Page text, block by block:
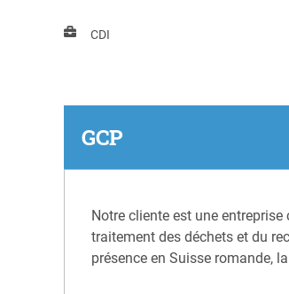
CDI
GCP
Notre cliente est une
traitement des déchets et du
présence en Suisse romande,